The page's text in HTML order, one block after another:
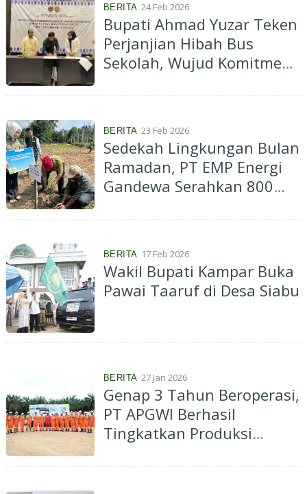
BERITA 24 Feb 2026
Bupati Ahmad Yuzar Teken
Perjanjian Hibah Bus
Sekolah, Wujud Komitmen
Pendidikan di Kabupaten
BERITA 23 Feb 2026
Sedekah Lingkungan Bulan
Ramadan, PT EMP Energi
Gandewa Serahkan 800
BERITA 17 Feb 2026
Wakil Bupati Kampar Buka
Pawai Taaruf di Desa Siabu
BERITA 27 Jan 2026
Genap 3 Tahun Beroperasi,
PT APGWI Berhasil
Tingkatkan Produksi